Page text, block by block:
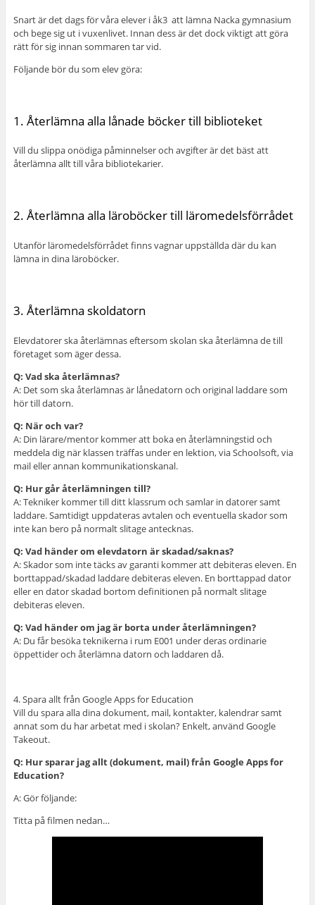
Snart är det dags för våra elever i åk3 att lämna Nacka gymnasium
och bege sig ut i vuxenlivet. Innan dess är det dock viktigt att göra
rätt för sig innan sommaren tar vid.
Följande bör du som elev göra:
1. Återlämna alla lånade böcker till biblioteket
Vill du slippa onödiga påminnelser och avgifter är det bäst att
återlämna allt till våra bibliotekarier.
2. Återlämna alla läroböcker till läromedelsförrådet
Utanför läromedelsförrådet finns vagnar uppställda där du kan
lämna in dina läroböcker.
3. Återlämna skoldatorn
Elevdatorer ska återlämnas eftersom skolan ska återlämna de till
företaget som äger dessa.
Q: Vad ska återlämnas?
A: Det som ska återlämnas är lånedatorn och original laddare som
hör till datorn.
Q: När och var?
A: Din lärare/mentor kommer att boka en återlämningstid och
meddela dig när klassen träffas under en lektion, via Schoolsoft, via
mail eller annan kommunikationskanal.
Q: Hur går återlämningen till?
A: Tekniker kommer till ditt klassrum och samlar in datorer samt
laddare. Samtidigt uppdateras avtalen och eventuella skador som
inte kan bero på normalt slitage antecknas.
Q: Vad händer om elevdatorn är skadad/saknas?
A: Skador som inte täcks av garanti kommer att debiteras eleven. En
borttappad/skadad laddare debiteras eleven. En borttappad dator
eller en dator skadad bortom definitionen på normalt slitage
debiteras eleven.
Q: Vad händer om jag är borta under återlämningen?
A: Du får besöka teknikerna i rum E001 under deras ordinarie
öppettider och återlämna datorn och laddaren då.
4. Spara allt från Google Apps for Education
Vill du spara alla dina dokument, mail, kontakter, kalendrar samt
annat som du har arbetat med i skolan? Enkelt, använd Google
Takeout.
Q: Hur sparar jag allt (dokument, mail) från Google Apps for
Education?
A: Gör följande:
Titta på filmen nedan…